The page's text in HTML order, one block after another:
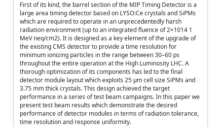
First of its kind, the barrel section of the MIP Timing Detector is a
large area timing detector based on LYSO:Ce crystals and SiPMs
which are required to operate in an unprecedentedly harsh
radiation environment (up to an integrated fluence of 2×1014 1
MeV neq/cm2). It is designed as a key element of the upgrade of
the existing CMS detector to provide a time resolution for
minimum ionizing particles in the range between 30–60 ps
throughout the entire operation at the High Luminosity LHC. A
thorough optimization of its components has led to the final
detector module layout which exploits 25 μm cell size SiPMs and
3.75 mm thick crystals. This design achieved the target
performance in a series of test beam campaigns. In this paper we
present test beam results which demonstrate the desired
performance of detector modules in terms of radiation tolerance,
time resolution and response uniformity.